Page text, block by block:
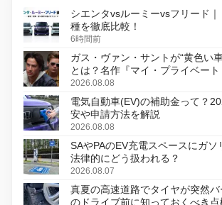
シエンタvsルーミーvsフリード
種を徹底比較！
6時間前
ガス・ヴァン・サントが“黄色い
とは？名作『マイ・プライベート
初のデジタルリマスター版で復活
2026.08.08
電気自動車(EV)の補助金って？
安や申請方法を解説
2026.08.08
SAやPAのEV充電スペースにガソ
法律的にどう扱われる？
2026.08.07
真夏の高速道路でタイヤが突然
のドライブ前に知っておくべき